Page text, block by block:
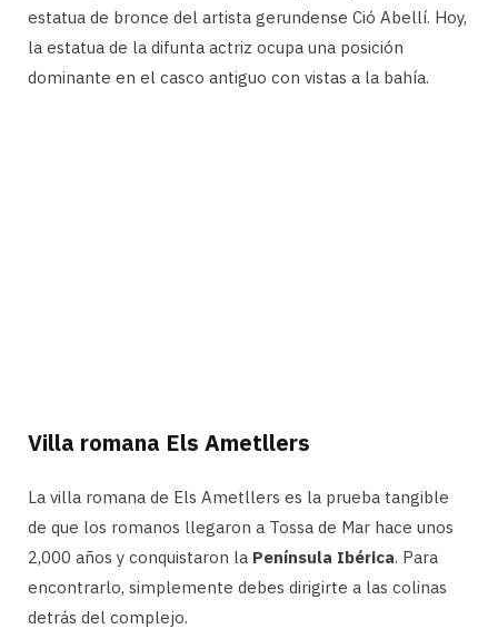
estatua de bronce del artista gerundense Ció Abellí. Hoy,
la estatua de la difunta actriz ocupa una posición
dominante en el casco antiguo con vistas a la bahía.
Villa romana Els Ametllers
La villa romana de Els Ametllers es la prueba tangible
de que los romanos llegaron a Tossa de Mar hace unos
2,000 años y conquistaron la Península Ibérica. Para
encontrarlo, simplemente debes dirigirte a las colinas
detrás del complejo.